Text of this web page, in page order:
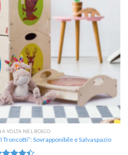
VOLTA NEL BOSCO
Sovrapponibile e Salvaspazio